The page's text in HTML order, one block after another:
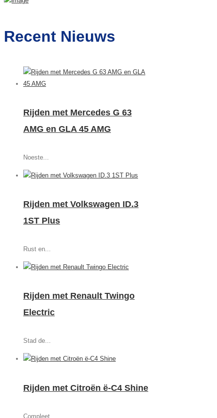
Recent Nieuws
Rijden met Mercedes G 63
AMG en GLA 45 AMG
Noeste...
Rijden met Volkswagen ID.3
1ST Plus
Rust en...
Rijden met Renault Twingo
Electric
Stad de...
Rijden met Citroën ë-C4 Shine
Compleet...